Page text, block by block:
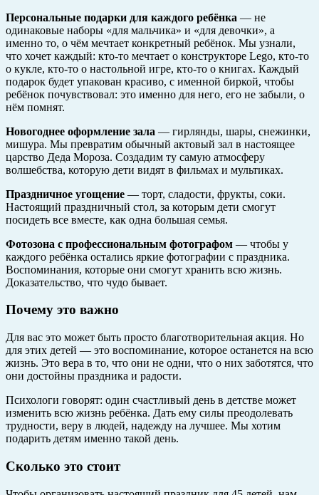
Персональные подарки для каждого ребёнка — не
одинаковые наборы «для мальчика» и «для девочки», а
именно то, о чём мечтает конкретный ребёнок. Мы узнали,
что хочет каждый: кто-то мечтает о конструкторе Lego, кто-то
о кукле, кто-то о настольной игре, кто-то о книгах. Каждый
подарок будет упакован красиво, с именной биркой, чтобы
ребёнок почувствовал: это именно для него, его не забыли, о
нём помнят.
Новогоднее оформление зала — гирлянды, шары, снежинки,
мишура. Мы превратим обычный актовый зал в настоящее
царство Деда Мороза. Создадим ту самую атмосферу
волшебства, которую дети видят в фильмах и мультиках.
Праздничное угощение — торт, сладости, фрукты, соки.
Настоящий праздничный стол, за которым дети смогут
посидеть все вместе, как одна большая семья.
Фотозона с профессиональным фотографом — чтобы у
каждого ребёнка остались яркие фотографии с праздника.
Воспоминания, которые они смогут хранить всю жизнь.
Доказательство, что чудо бывает.
Почему это важно
Для вас это может быть просто благотворительная акция. Но
для этих детей — это воспоминание, которое останется на всю
жизнь. Это вера в то, что они не одни, что о них заботятся, что
они достойны праздника и радости.
Психологи говорят: один счастливый день в детстве может
изменить всю жизнь ребёнка. Дать ему силы преодолевать
трудности, веру в людей, надежду на лучшее. Мы хотим
подарить детям именно такой день.
Сколько это стоит